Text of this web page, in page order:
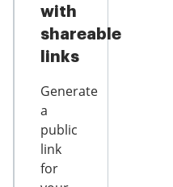
with
shareable
links
Generate
a
public
link
for